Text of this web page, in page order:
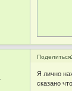
Поделиться
Я лично
сказано